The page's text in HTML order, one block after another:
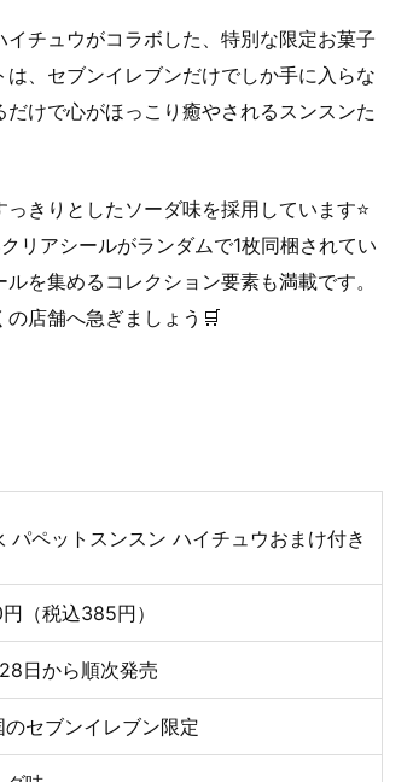
チュウがコラボした、特別な限定お菓子
、セブンイレブンだけでしか手に入らな
けで心がほっこり癒やされるスンスンた
きりとしたソーダ味を採用しています⭐
リアシールがランダムで1枚同梱されてい
を集めるコレクション要素も満載です。
店舗へ急ぎましょう🛒
パペットスンスン ハイチュウおまけ付き
（税込385円）
日から順次発売
のセブンイレブン限定